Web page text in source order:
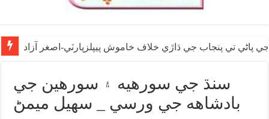
پاڻي تي پنجاب جي ڌاڙي خلاف خاموش پيپلزپارٽي-اصغر آزاد
سنڌ جي سورهيه ۽ سورهين جي
بادشاهه جي ورسي _ سهيل ميمڻ